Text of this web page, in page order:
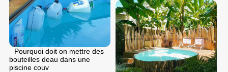
Pourquoi doit on mettre des
bouteilles deau dans une
piscine couv